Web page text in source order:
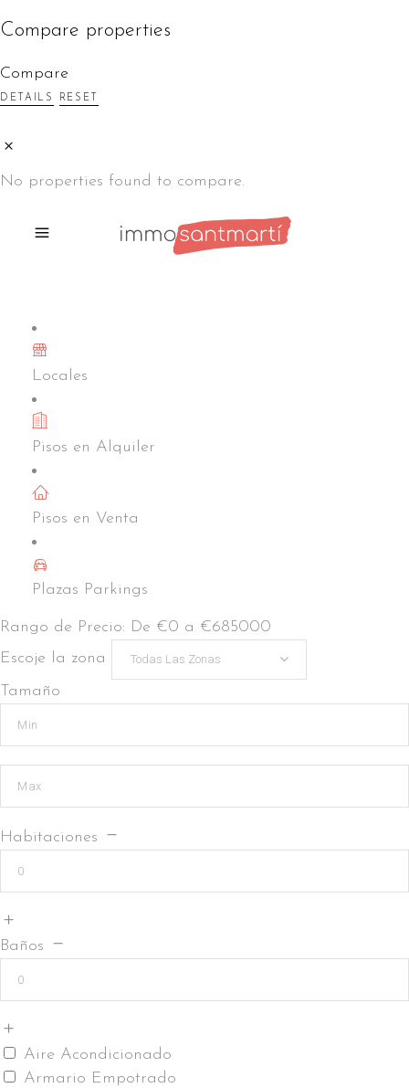
Compare properties
Compare
DETAILS RESET
No properties found to compare.
Locales
Pisos en Alquiler
Pisos en Venta
Plazas Parkings
Rango de Precio: De €0 a €685000
Escoje la zona
Todas Las Zonas
Tamaño
Habitaciones
Baños
Aire Acondicionado
Armario Empotrado